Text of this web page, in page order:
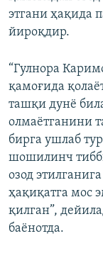
этгани ҳақида
йироқдир.
“Гулнора
қамоғида
ташқи дунё
олмаётганини
бирга ушлаб
шошилинч
озод
ҳақиқатга мос
қилган”,
баёнотда.